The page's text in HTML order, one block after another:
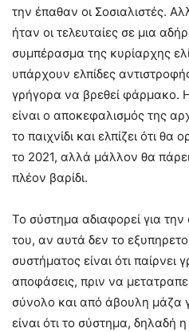
την έπαθαν οι Σοσιαλιστές.
ήταν οι τελευταίες σε μια
συμπέρασμα της κυρίαρχης
υπάρχουν ελπίδες
γρήγορα να βρεθεί φάρμακο.
είναι ο αποκεφαλισμός της
το παιχνίδι και ελπίζει ότι θα
το 2021, αλλά μάλλον θα
πλέον βαρίδι.
Το σύστημα αδιαφορεί για
του, αν αυτά δεν το
συστήματος είναι ότι παίρνει
αποφάσεις, πριν να
σύνολο και από άβουλη μάζα
είναι ότι το σύστημα, δηλαδή